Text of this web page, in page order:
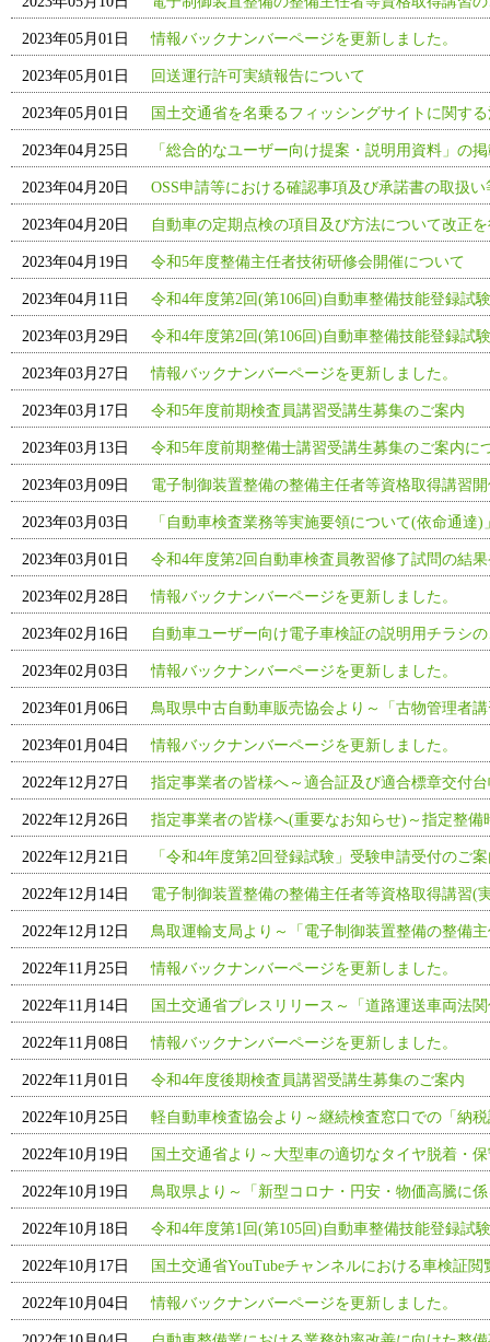
2023年05月01日 情報バックナンバーページを更新しました。
2023年05月01日 回送運行許可実績報告について
2023年05月01日 国土交通省を名乗るフィッシングサイトに関す
2023年04月25日 「総合的なユーザー向け提案・説明用資料」の
2023年04月20日 OSS申請等における確認事項及び承諾書の取扱
2023年04月20日 自動車の定期点検の項目及び方法について改正
2023年04月19日 令和5年度整備主任者技術研修会開催について
2023年04月11日 令和4年度第2回(第106回)自動車整備技能登録試
2023年03月29日 令和4年度第2回(第106回)自動車整備技能登録試
2023年03月27日 情報バックナンバーページを更新しました。
2023年03月17日 令和5年度前期検査員講習受講生募集のご案内
2023年03月13日 令和5年度前期整備士講習受講生募集のご案内に
2023年03月09日 電子制御装置整備の整備主任者等資格取得講習
2023年03月03日 「自動車検査業務等実施要領について(依命通
2023年03月01日 令和4年度第2回自動車検査員教習修了試問の結
2023年02月28日 情報バックナンバーページを更新しました。
2023年02月16日 自動車ユーザー向け電子車検証の説明用チラシ
2023年02月03日 情報バックナンバーページを更新しました。
2023年01月06日 鳥取県中古自動車販売協会より～「古物管理者
2023年01月04日 情報バックナンバーページを更新しました。
2022年12月27日 指定事業者の皆様へ～適合証及び適合標章交付
2022年12月26日 指定事業者の皆様へ(重要なお知らせ)～指定整
2022年12月21日 「令和4年度第2回登録試験」受験申請受付のご
2022年12月14日 電子制御装置整備の整備主任者等資格取得講習(
2022年12月12日 鳥取運輸支局より～「電子制御装置整備の整備
2022年11月25日 情報バックナンバーページを更新しました。
2022年11月14日 国土交通省プレスリリース～「道路運送車両法
2022年11月08日 情報バックナンバーページを更新しました。
2022年11月01日 令和4年度後期検査員講習受講生募集のご案内
2022年10月25日 軽自動車検査協会より～継続検査窓口での「納
2022年10月19日 国土交通省より～大型車の適切なタイヤ脱着・
2022年10月19日 鳥取県より～「新型コロナ・円安・物価高騰に
2022年10月18日 令和4年度第1回(第105回)自動車整備技能登録試
2022年10月17日 国土交通省YouTubeチャンネルにおける車検証
2022年10月04日 情報バックナンバーページを更新しました。